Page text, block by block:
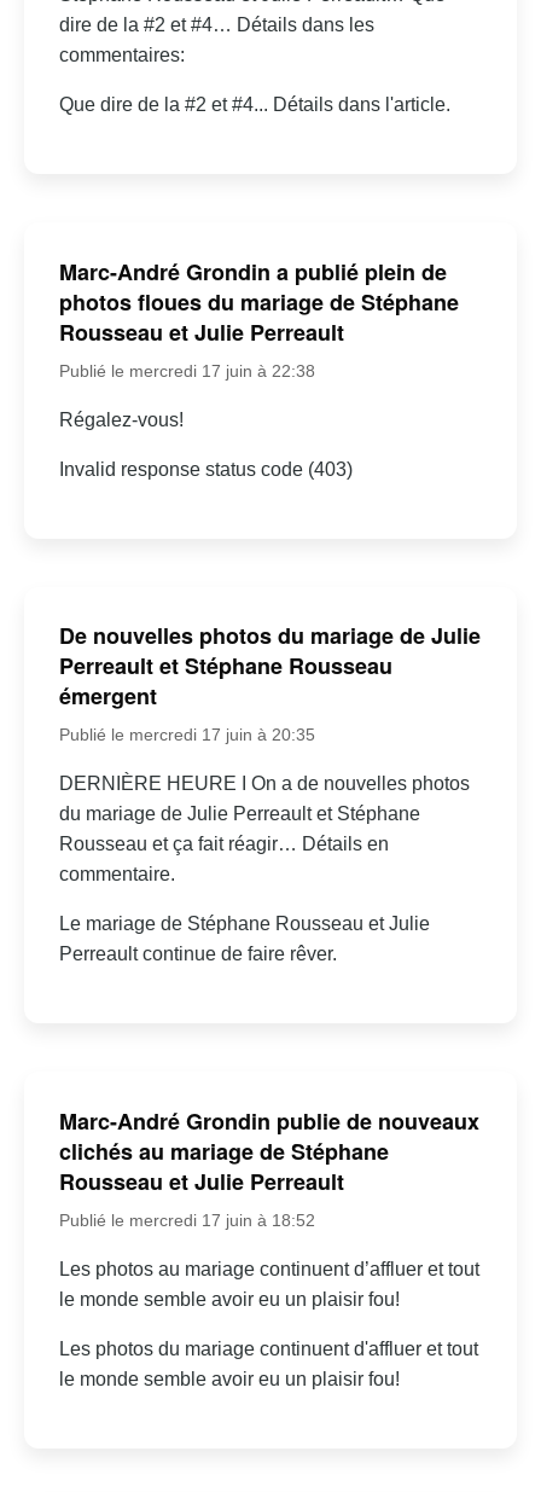
dire de la #2 et #4… Détails dans les
commentaires:
Que dire de la #2 et #4... Détails dans l'article.
Marc-André Grondin a publié plein de
photos floues du mariage de Stéphane
Rousseau et Julie Perreault
Publié le mercredi 17 juin à 22:38
Régalez-vous!
Invalid response status code (403)
De nouvelles photos du mariage de Julie
Perreault et Stéphane Rousseau
émergent
Publié le mercredi 17 juin à 20:35
DERNIÈRE HEURE I On a de nouvelles photos
du mariage de Julie Perreault et Stéphane
Rousseau et ça fait réagir… Détails en
commentaire.
Le mariage de Stéphane Rousseau et Julie
Perreault continue de faire rêver.
Marc-André Grondin publie de nouveaux
clichés au mariage de Stéphane
Rousseau et Julie Perreault
Publié le mercredi 17 juin à 18:52
Les photos au mariage continuent d’affluer et tout
le monde semble avoir eu un plaisir fou!
Les photos du mariage continuent d'affluer et tout
le monde semble avoir eu un plaisir fou!